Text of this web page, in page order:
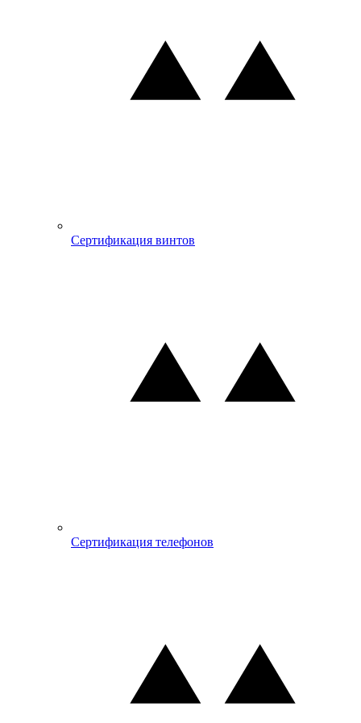
Сертификация винтов
Сертификация телефонов